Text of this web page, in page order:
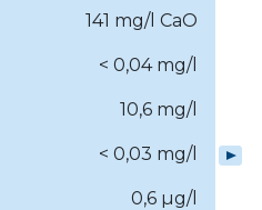
141 mg/l CaO
< 0,04 mg/l
10,6 mg/l
< 0,03 mg/l
0,6 µg/l